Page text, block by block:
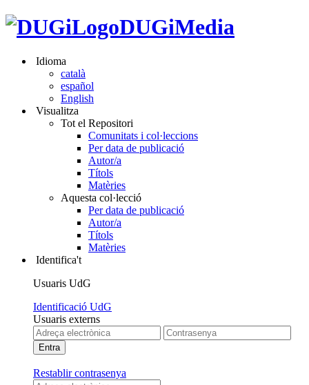
DUGiMedia
Idioma
català
español
English
Visualitza
Tot el Repositori
Comunitats i col·leccions
Per data de publicació
Autor/a
Títols
Matèries
Aquesta col·lecció
Per data de publicació
Autor/a
Títols
Matèries
Identifica't
Usuaris UdG
Identificació UdG
Usuaris externs
Restablir contrasenya